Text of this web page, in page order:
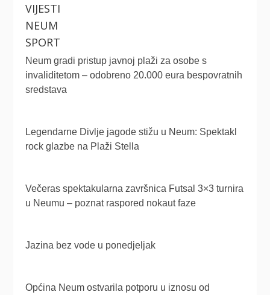
VIJESTI
NEUM
SPORT
Neum gradi pristup javnoj plaži za osobe s
invaliditetom – odobreno 20.000 eura bespovratnih
sredstava
Legendarne Divlje jagode stižu u Neum: Spektakl
rock glazbe na Plaži Stella
Večeras spektakularna završnica Futsal 3×3 turnira
u Neumu – poznat raspored nokaut faze
Jazina bez vode u ponedjeljak
Općina Neum ostvarila potporu u iznosu od